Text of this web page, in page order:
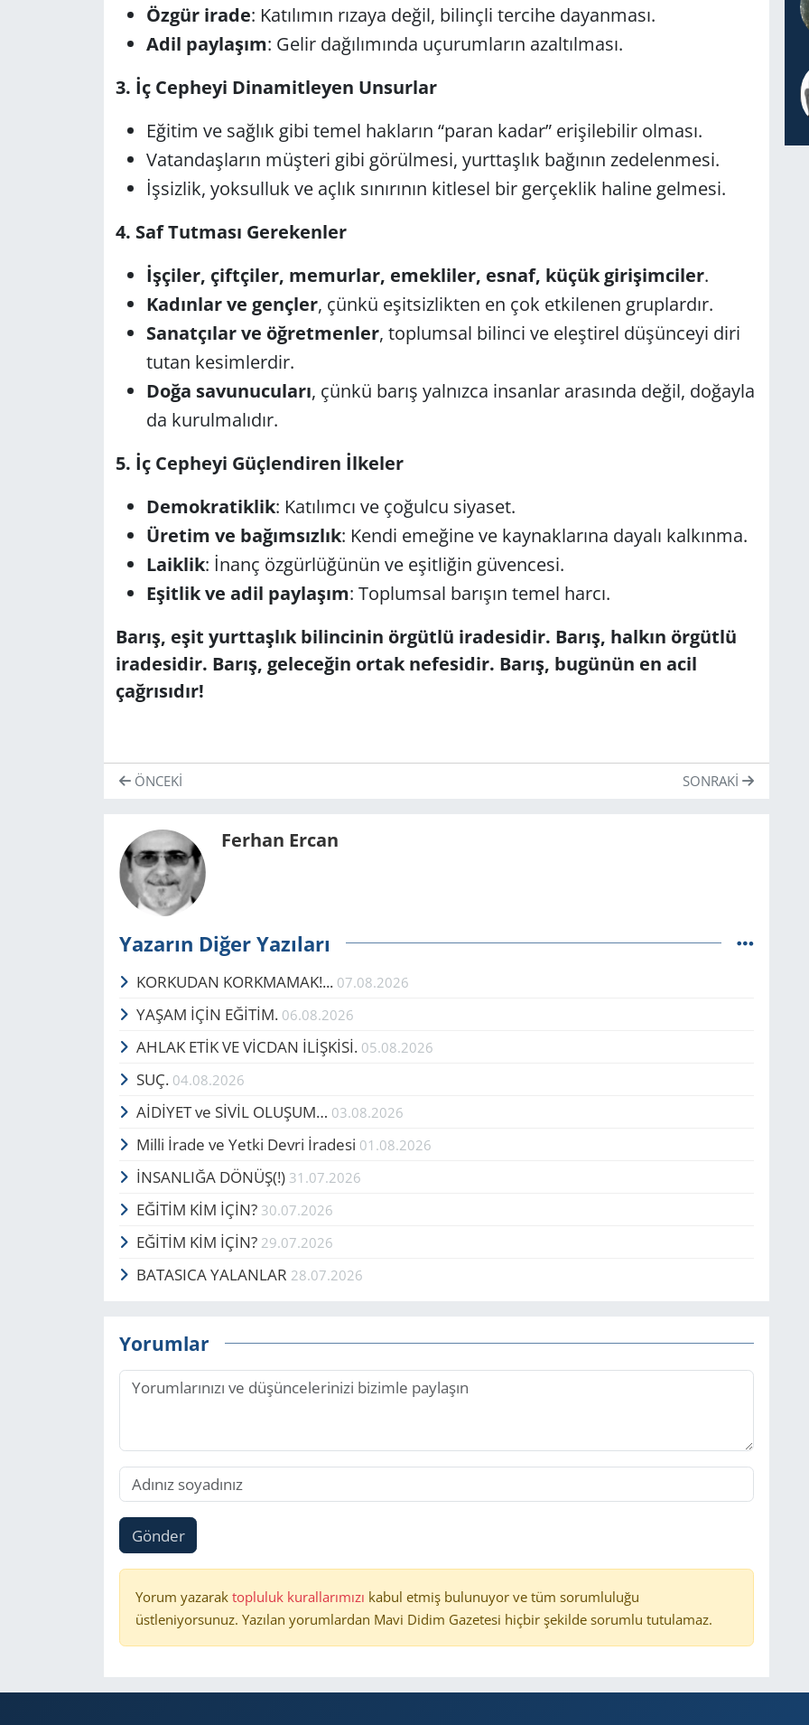
Özgür irade: Katılımın rızaya değil, bilinçli tercihe dayanması.
Adil paylaşım: Gelir dağılımında uçurumların azaltılması.
3. İç Cepheyi Dinamitleyen Unsurlar
Eğitim ve sağlık gibi temel hakların “paran kadar” erişilebilir olması.
Vatandaşların müşteri gibi görülmesi, yurttaşlık bağının zedelenmesi.
İşsizlik, yoksulluk ve açlık sınırının kitlesel bir gerçeklik haline gelmesi.
4. Saf Tutması Gerekenler
İşçiler, çiftçiler, memurlar, emekliler, esnaf, küçük girişimciler.
Kadınlar ve gençler, çünkü eşitsizlikten en çok etkilenen gruplardır.
Sanatçılar ve öğretmenler, toplumsal bilinci ve eleştirel düşünceyi diri
tutan kesimlerdir.
Doğa savunucuları, çünkü barış yalnızca insanlar arasında değil, doğayla
da kurulmalıdır.
5. İç Cepheyi Güçlendiren İlkeler
Demokratiklik: Katılımcı ve çoğulcu siyaset.
Üretim ve bağımsızlık: Kendi emeğine ve kaynaklarına dayalı kalkınma.
Laiklik: İnanç özgürlüğünün ve eşitliğin güvencesi.
Eşitlik ve adil paylaşım: Toplumsal barışın temel harcı.
Barış, eşit yurttaşlık bilincinin örgütlü iradesidir. Barış, halkın örgütlü
iradesidir. Barış, geleceğin ortak nefesidir. Barış, bugünün en acil
çağrısıdır!
ÖNCEKI SONRAKI
Ferhan Ercan
Yazarın Diğer Yazıları
KORKUDAN KORKMAMAK!... 07.08.2026
YAŞAM İÇİN EĞİTİM. 06.08.2026
AHLAK ETİK VE VİCDAN İLİŞKİSİ. 05.08.2026
SUÇ. 04.08.2026
AİDİYET ve SİVİL OLUŞUM… 03.08.2026
Milli İrade ve Yetki Devri İradesi 01.08.2026
İNSANLIĞA DÖNÜŞ(!) 31.07.2026
EĞİTİM KİM İÇİN? 30.07.2026
EĞİTİM KİM İÇİN? 29.07.2026
BATASICA YALANLAR 28.07.2026
Yorumlar
Gönder
Yorum yazarak topluluk kurallarımızı kabul etmiş bulunuyor ve tüm sorumluluğu
üstleniyorsunuz. Yazılan yorumlardan Mavi Didim Gazetesi hiçbir şekilde sorumlu tutulamaz.